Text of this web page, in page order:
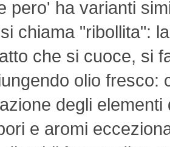
pero' ha varianti
chiama "ribollita":
che si cuoce, si
olio fresco:
degli elementi
e aromi